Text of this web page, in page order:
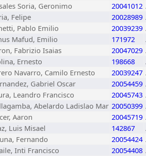
Soria, Geronimo 20041012
Felipe 20028989
Pablo Emilio 20039239
Mafud, Emilio 171972
Fabrizio Isaias 20047029
Ernesto 198668
Navarro, Camilo Ernesto 20039247
Gabriel Oscar 20054459
Leandro Francisco 20045743
Abelardo Ladislao Mar 20050399
Aaron 20045719
Luis Misael 142867
Fernando 20054424
Inti Francisco 20054408